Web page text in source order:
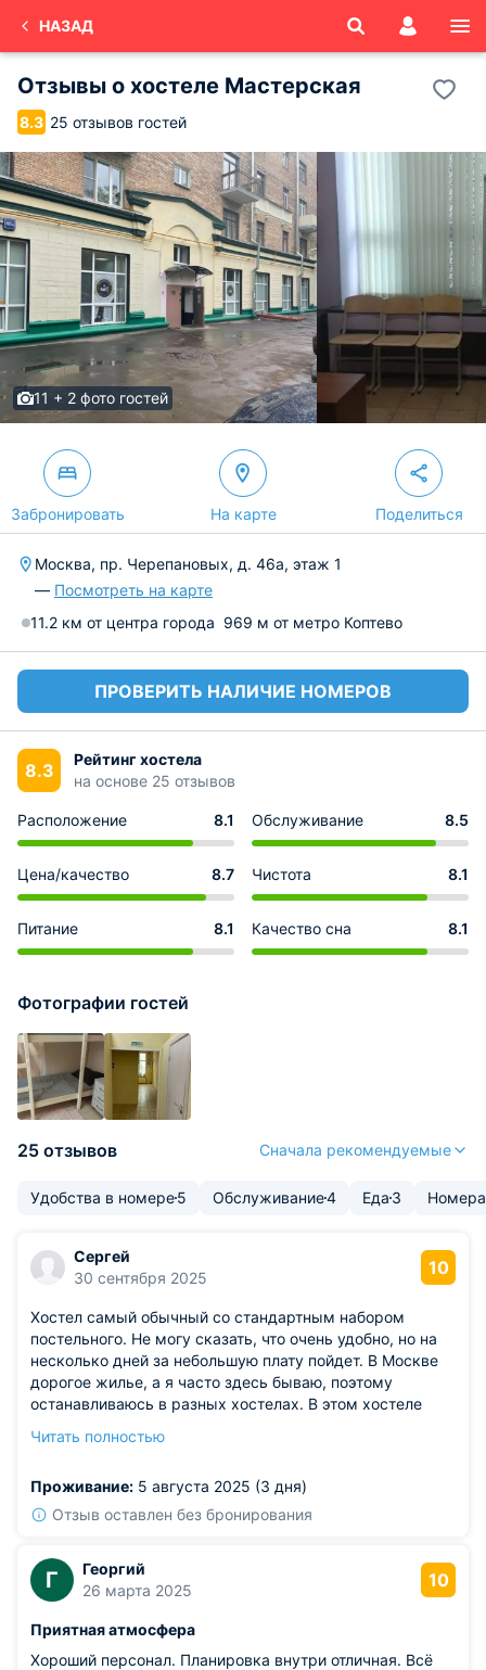
НАЗАД
Отзывы о хостеле Мастерская
8.3 25 отзывов гостей
11 + 2 фото гостей
Забронировать На карте Поделиться
Москва, пр. Черепановых, д. 46а, этаж 1
— Посмотреть на карте
11.2 км от центра города 969 м от метро Коптево
ПРОВЕРИТЬ НАЛИЧИЕ НОМЕРОВ
8.3
Рейтинг хостела
на основе 25 отзывов
Расположение 8.1 Обслуживание 8.5
Цена/качество 8.7 Чистота 8.1
Питание 8.1 Качество сна 8.1
Фотографии гостей
25 отзывов Сначала рекомендуемые
Удобства в номере5 Обслуживание4 Еда 3 Номера
Сергей
30 сентября 2025
10
Хостел самый обычный со стандартным набором
постельного. Не могу сказать, что очень удобно, но на
несколько дней за небольшую плату пойдет. В Москве
дорогое жилье, а я часто здесь бываю, поэтому
останавливаюсь в разных хостелах. В этом хостеле
персонала. Метро отсюда недалеко, я быстро
Читать полностью
Проживание: 5 августа 2025 (3 дня)
Отзыв оставлен без бронирования
Г
Георгий
26 марта 2025
10
Приятная атмосфера
Хороший персонал. Планировка внутри отличная. Всё